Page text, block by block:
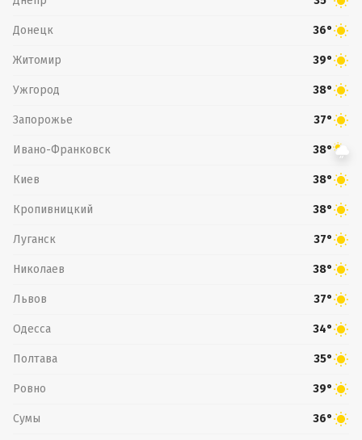
Донецк 36°
Житомир 39°
Ужгород 38°
Запорожье 37°
Ивано-Франковск 38°
Киев 38°
Кропивницкий 38°
Луганск 37°
Николаев 38°
Львов 37°
Одесса 34°
Полтава 35°
Ровно 39°
Сумы 36°